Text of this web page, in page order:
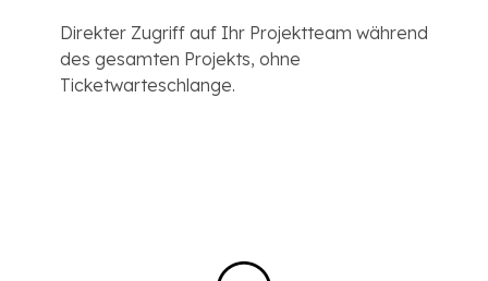
Direkter Zugriff auf Ihr Projektteam während
des gesamten Projekts, ohne
Ticketwarteschlange.